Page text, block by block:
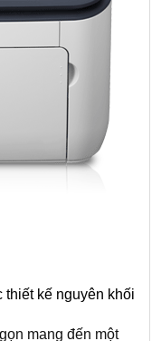
thiết kế nguyên khối
mang đến một